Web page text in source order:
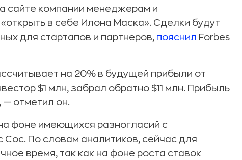
сайте компании менеджерам и
в себе Илона Маска». Сделки будут
для стартапов и партнеров, пояснил Forbes
на 20% в будущей прибыли от
$1 млн, забрал обратно $11 млн. Прибыль
— отметил он.
фоне имеющихся разногласий с
По словам аналитиков, сейчас для
время, так как на фоне роста ставок